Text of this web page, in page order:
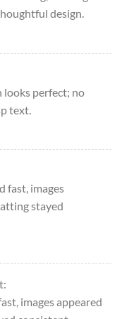
design.
looks perfect; no
text.
fast, images
stayed
images appeared